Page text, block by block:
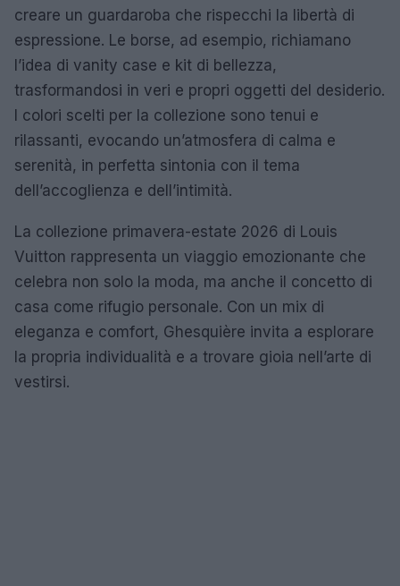
creare un guardaroba che rispecchi la libertà di
espressione. Le borse, ad esempio, richiamano
l’idea di vanity case e kit di bellezza,
trasformandosi in veri e propri oggetti del desiderio.
I colori scelti per la collezione sono tenui e
rilassanti, evocando un’atmosfera di calma e
serenità, in perfetta sintonia con il tema
dell’accoglienza e dell’intimità.
La collezione primavera-estate 2026 di Louis
Vuitton rappresenta un viaggio emozionante che
celebra non solo la moda, ma anche il concetto di
casa come rifugio personale. Con un mix di
eleganza e comfort, Ghesquière invita a esplorare
la propria individualità e a trovare gioia nell’arte di
vestirsi.